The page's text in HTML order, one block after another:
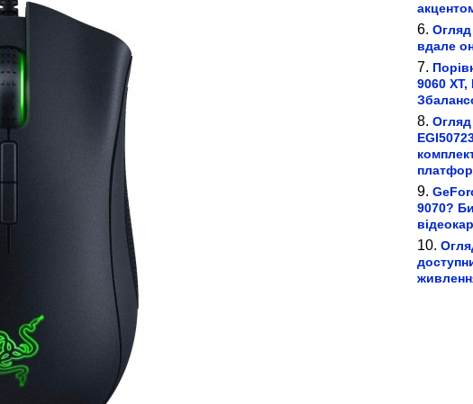
Огляд
вдале
9060 XT,
Огляд
9070?